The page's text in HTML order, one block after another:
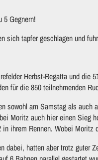
Gegnern!
sich tapfer geschlagen und
Herbst-Regatta und die
für die 850 teilnehmenden
sowohl am Samstag als
Moritz auch hier einen Sieg
ihrem Rennen. Wobei
dabei, hatten aber trotz